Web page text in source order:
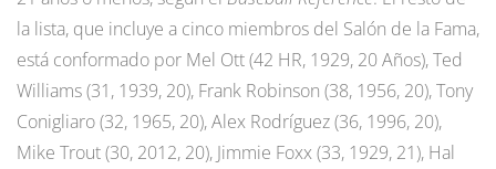
la lista, que incluye a cinco miembros del Salón de la Fama,
está conformado por Mel Ott (42 HR, 1929, 20 Años), Ted
Williams (31, 1939, 20), Frank Robinson (38, 1956, 20), Tony
Conigliaro (32, 1965, 20), Alex Rodríguez (36, 1996, 20),
Mike Trout (30, 2012, 20), Jimmie Foxx (33, 1929, 21), Hal